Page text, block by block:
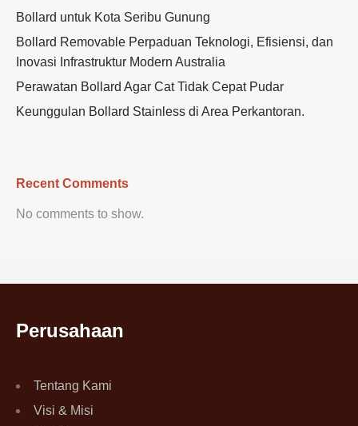
Bollard untuk Kota Seribu Gunung
Bollard Removable Perpaduan Teknologi, Efisiensi, dan
Inovasi Infrastruktur Modern Australia
Perawatan Bollard Agar Cat Tidak Cepat Pudar
Keunggulan Bollard Stainless di Area Perkantoran.
Recent Comments
No comments to show.
Perusahaan
Tentang Kami
Visi & Misi